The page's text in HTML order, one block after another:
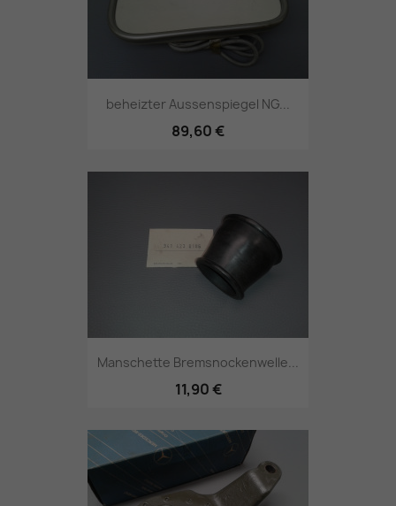
beheizter Aussenspiegel NG...
89,60 €
Manschette Bremsnockenwelle...
11,90 €